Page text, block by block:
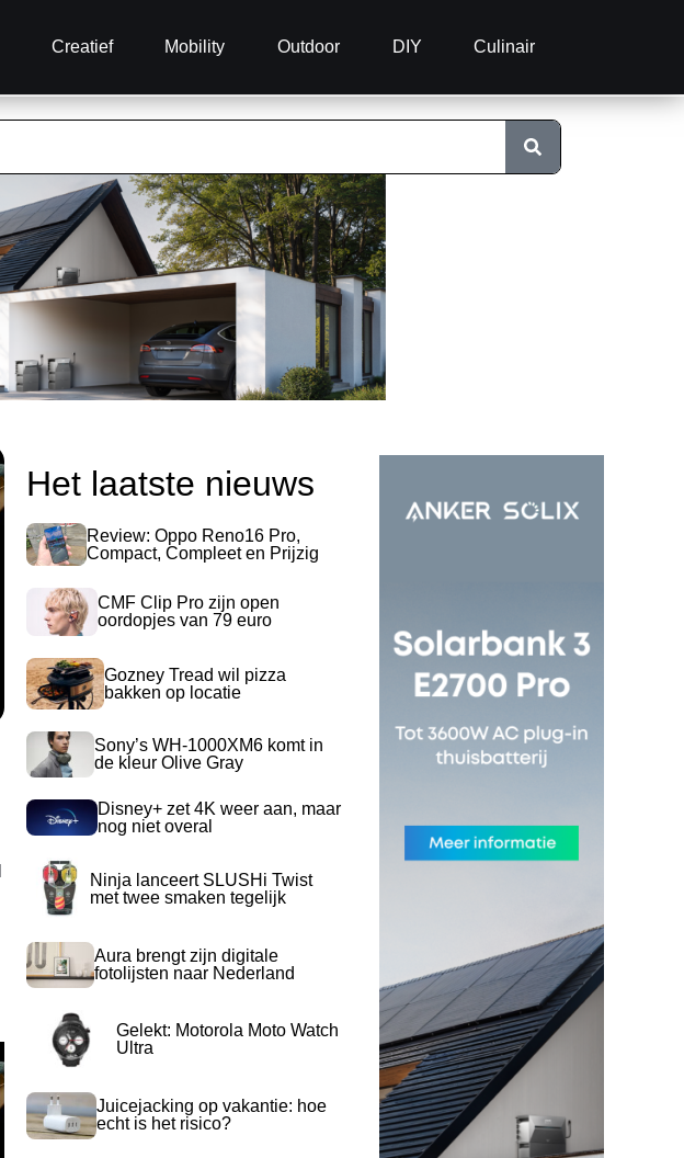
Creatief Mobility Outdoor DIY Culinair
Het laatste nieuws
Review: Oppo Reno16 Pro,
Compact, Compleet en Prijzig
CMF Clip Pro zijn open
oordopjes van 79 euro
Gozney Tread wil pizza
bakken op locatie
Sony’s WH-1000XM6 komt in
de kleur Olive Gray
Disney+ zet 4K weer aan, maar
nog niet overal
Ninja lanceert SLUSHi Twist
met twee smaken tegelijk
Aura brengt zijn digitale
fotolijsten naar Nederland
Gelekt: Motorola Moto Watch
Ultra
Juicejacking op vakantie: hoe
echt is het risico?